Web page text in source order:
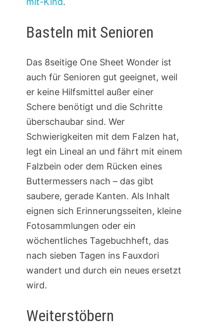
Basteln mit Senioren
Das 8seitige One Sheet Wonder ist
auch für Senioren gut geeignet, weil
er keine Hilfsmittel außer einer
Schere benötigt und die Schritte
überschaubar sind. Wer
Schwierigkeiten mit dem Falzen hat,
legt ein Lineal an und fährt mit einem
Falzbein oder dem Rücken eines
Buttermessers nach – das gibt
saubere, gerade Kanten. Als Inhalt
eignen sich Erinnerungsseiten, kleine
Fotosammlungen oder ein
wöchentliches Tagebuchheft, das
nach sieben Tagen ins Fauxdori
wandert und durch ein neues ersetzt
wird.
Weiterstöbern